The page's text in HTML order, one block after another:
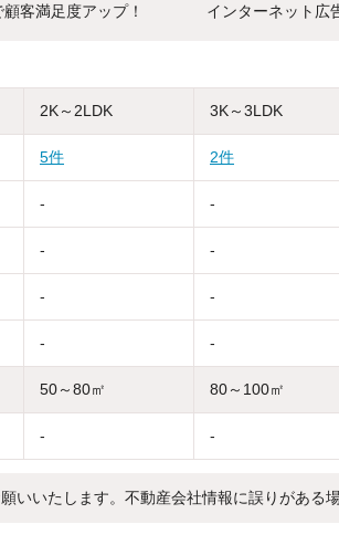
客満足度アップ！ インターネット広
2K～2LDK 3K～3LDK
5件 2件
- -
- -
- -
- -
50～80㎡ 80～100㎡
- -
いいたします。不動産会社情報に誤りがある